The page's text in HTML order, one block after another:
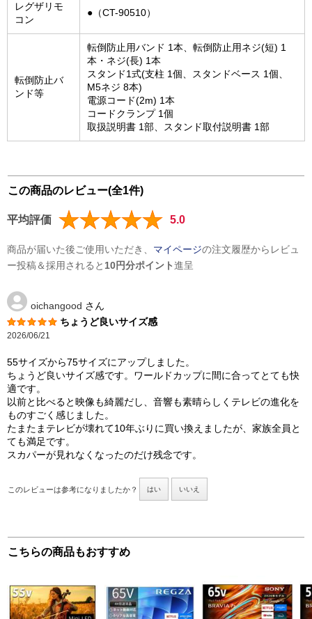
レグザリモ
コン
●（CT-90510）
転倒防止バ
ンド等
転倒防止用バンド 1本、転倒防止用ネジ(短) 1
本・ネジ(長) 1本
スタンド1式(支柱 1個、スタンドベース 1個、
M5ネジ 8本)
電源コード(2m) 1本
コードクランプ 1個
取扱説明書 1部、スタンド取付説明書 1部
この商品のレビュー(全1件)
平均評価 5.0
商品が届いた後ご使用いただき、 マイページの注文履歴からレビュ
ー投稿＆採用されると 10円分ポイント進呈
oichangood さん
ちょうど良いサイズ感
2026/06/21
55サイズから75サイズにアップしました。
ちょうど良いサイズ感です。ワールドカップに間に合ってとても快
適です。
以前と比べると映像も綺麗だし、音響も素晴らしくテレビの進化を
ものすごく感じました。
たまたまテレビが壊れて10年ぶりに買い換えましたが、家族全員と
ても満足です。
スカパーが見れなくなったのだけ残念です。
このレビューは参考になりましたか？ はい いいえ
こちらの商品もおすすめ